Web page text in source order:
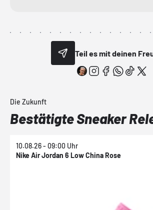
Teil es mit deinen
Die Zukunft
Bestätigte Sneaker
10.08.26 - 09:00 Uhr
Nike Air Jordan 6 Low China Rose